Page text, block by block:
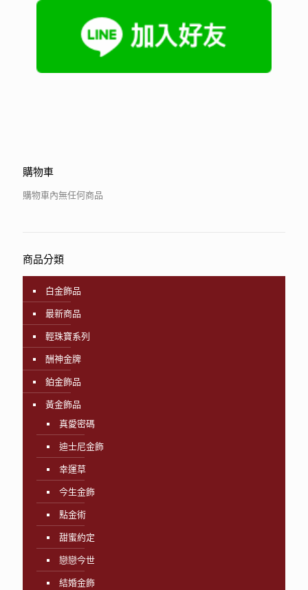
購物車
購物車內無任何商品
商品分類
白金飾品
最新商品
輕珠寶系列
酬神金牌
鉑金飾品
黃金飾品
真愛密碼
迪士尼金飾
幸運草
今生金飾
點金術
甜蜜約定
戀戀今世
結婚金飾